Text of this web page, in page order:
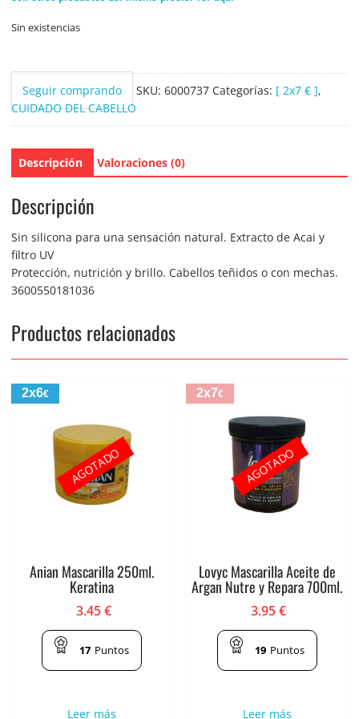
Sin existencias
Seguir comprando SKU: 6000737 Categorías: [ 2x7 € ],
CUIDADO DEL CABELLO
Descripción Valoraciones (0)
Descripción
Sin silicona para una sensación natural. Extracto de Acai y
filtro UV
Protección, nutrición y brillo. Cabellos teñidos o con mechas.
3600550181036
Productos relacionados
2x6€
Anian Mascarilla 250ml.
Keratina
3.45€
17 Puntos
Leer más
AGOTADO
2x7€
Lovyc Mascarilla Aceite de
Argan Nutre y Repara 700ml.
3.95€
19 Puntos
Leer más
AGOTADO